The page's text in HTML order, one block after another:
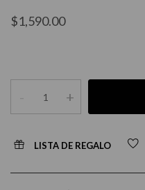
$1,590.00
- +
LISTA DE REGALO